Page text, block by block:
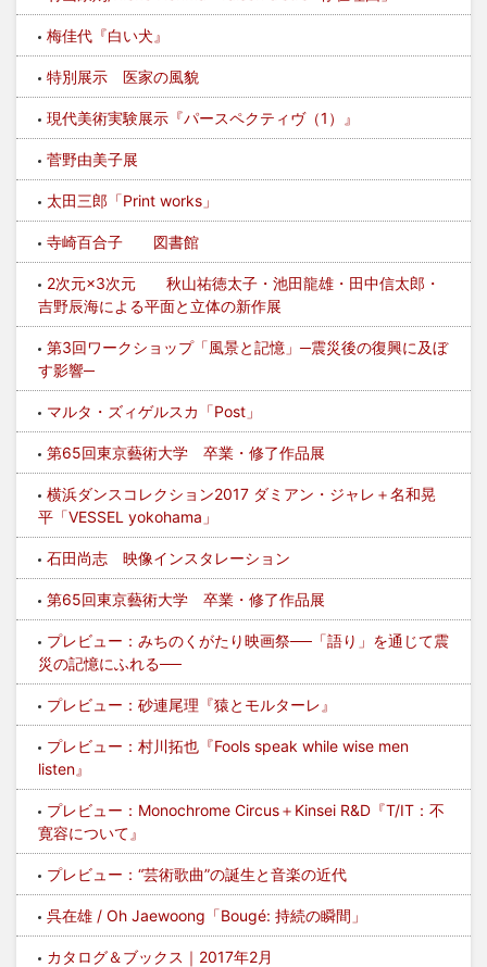
梅佳代『白い犬』
特別展示 医家の風貌
現代美術実験展示『パースペクティヴ（1）』
菅野由美子展
太田三郎「Print works」
寺崎百合子 図書館
2次元×3次元 秋山祐徳太子・池田龍雄・田中信太郎・
吉野辰海による平面と立体の新作展
第3回ワークショップ「風景と記憶」─震災後の復興に及ぼ
す影響─
マルタ・ズィゲルスカ「Post」
第65回東京藝術大学 卒業・修了作品展
横浜ダンスコレクション2017 ダミアン・ジャレ＋名和晃
平「VESSEL yokohama」
石田尚志 映像インスタレーション
第65回東京藝術大学 卒業・修了作品展
プレビュー：みちのくがたり映画祭──「語り」を通じて震
災の記憶にふれる──
プレビュー：砂連尾理『猿とモルターレ』
プレビュー：村川拓也『Fools speak while wise men
listen』
プレビュー：Monochrome Circus＋Kinsei R&D『T/IT：不
寛容について』
プレビュー：“芸術歌曲”の誕生と音楽の近代
呉在雄 / Oh Jaewoong「Bougé: 持続の瞬間」
カタログ＆ブックス｜2017年2月